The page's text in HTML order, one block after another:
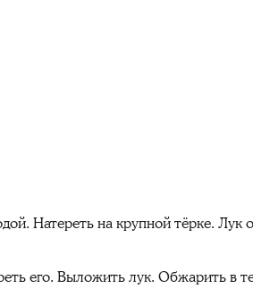
Натереть на крупной тёрке. Лук
его. Выложить лук. Обжарить в